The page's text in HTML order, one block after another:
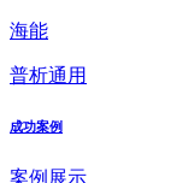
海能
普析通用
成功案例
案例展示